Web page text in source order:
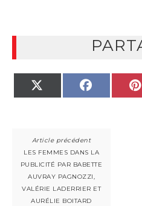
(TWITTER)
FACEBOOK
LES FEMMES DANS LA
PUBLICITÉ PAR BABETTE
AUVRAY PAGNOZZI,
VALÉRIE LADERRIER ET
AURÉLIE BOITARD